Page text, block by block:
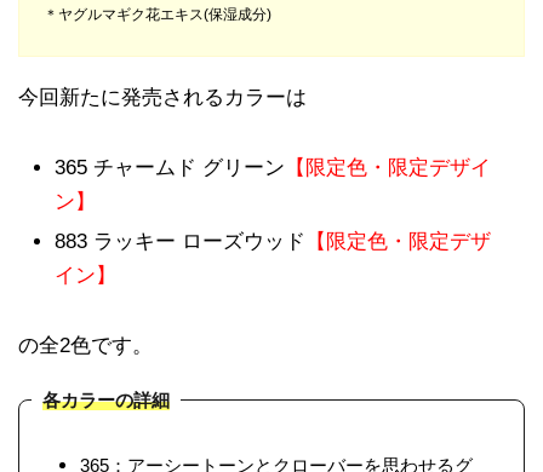
＊ヤグルマギク花エキス(保湿成分)
今回新たに発売されるカラーは
365 チャームド グリーン 【限定色・限定デザイ
ン】
883 ラッキー ローズウッド
【限定色・限定デザ
イン】
の全2色です。
各カラーの詳細
365：アーシートーンとクローバーを思わせるグ